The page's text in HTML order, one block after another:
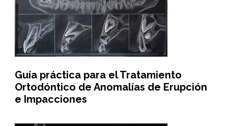
Guía práctica para el Tratamiento
Ortodóntico de Anomalías de Erupción
e Impacciones